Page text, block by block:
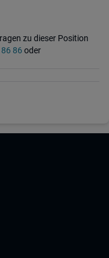
zu dieser Position
86 oder